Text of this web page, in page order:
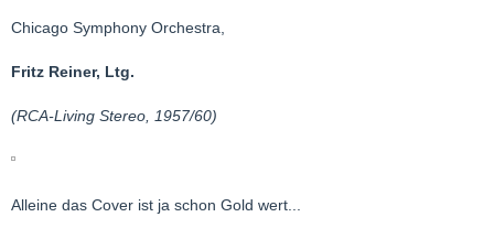
Chicago Symphony Orchestra,
Fritz Reiner, Ltg.
(RCA-Living Stereo, 1957/60)
Alleine das Cover ist ja schon Gold wert...